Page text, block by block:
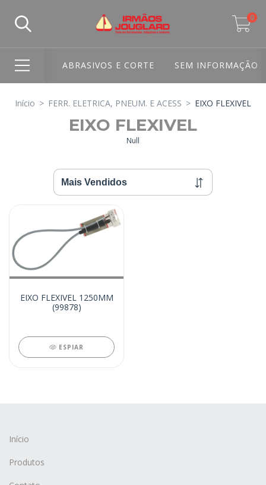
0
ABRASIVOS E CORTE SEM INFORMAÇÃO
Início > FERR. ELETRICA, PNEUM. E ACESS > EIXO FLEXIVEL
EIXO FLEXIVEL
Null
EIXO FLEXIVEL 1250MM
(99878)
ESPIAR
Início
Produtos